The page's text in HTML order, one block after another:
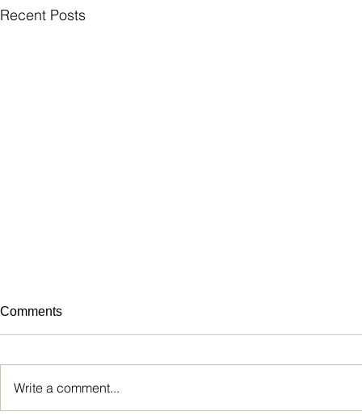
Recent Posts
Comments
Write a comment...